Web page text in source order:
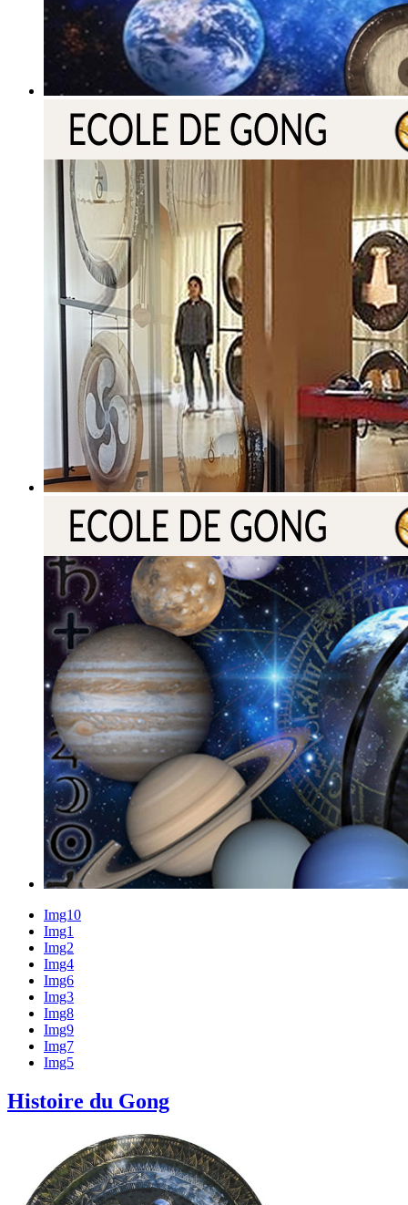
Img10
Img1
Img2
Img4
Img6
Img3
Img8
Img9
Img7
Img5
Histoire du Gong